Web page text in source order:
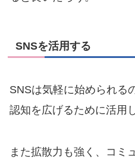
SNSを活用する
SNSは気軽に始められる
認知を広げるために活用
また拡散力も強く、コミ